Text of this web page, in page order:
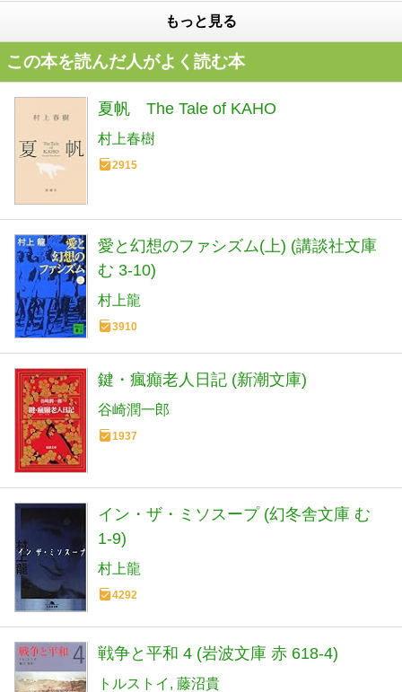
もっと見る
この本を読んだ人がよく読む本
夏帆 The Tale of KAHO
村上春樹
2915
愛と幻想のファシズム(上) (講談社文庫
む 3-10)
村上龍
3910
鍵・瘋癲老人日記 (新潮文庫)
谷崎潤一郎
1937
イン・ザ・ミソスープ (幻冬舎文庫 む
1-9)
村上龍
4292
戦争と平和 4 (岩波文庫 赤 618-4)
トルストイ 藤沼貴